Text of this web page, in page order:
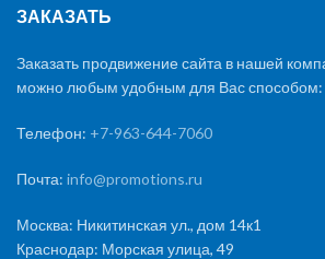
ЗАКАЗАТЬ
Заказать продвижение сайта в нашей
можно любым удобным для Вас способом:
Телефон: +7-963-644-7060
Почта: info@promotions.ru
Москва: Никитинская ул., дом 14к1
Краснодар: Морская улица, 49